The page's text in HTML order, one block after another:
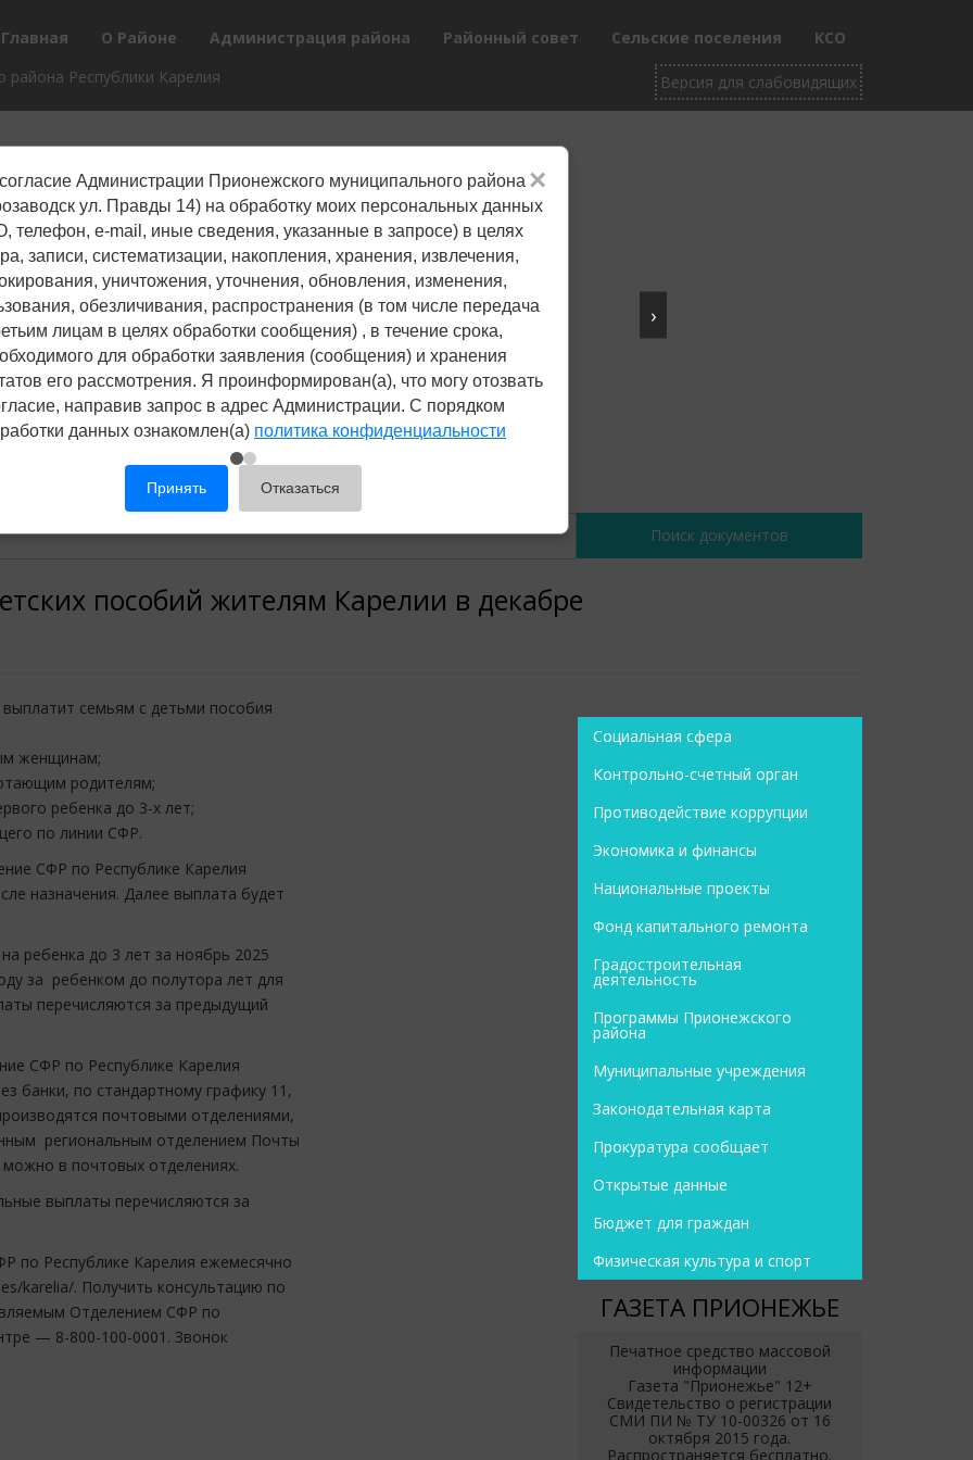
×
Администрации Прионежского муниципального района
ул. Правды 14) на обработку моих персональных данных
телефон, е-mail, иные сведения, указанные в запросе) в целях
записи, систематизации, накопления, хранения, извлечения,
уничтожения, уточнения, обновления, изменения,
обезличивания, распространения (в том числе передача
лицам в целях обработки сообщения) , в течение срока,
для обработки заявления (сообщения) и хранения
его рассмотрения. Я проинформирован(а), что могу отозвать
направив запрос в адрес Администрации. С порядком
данных ознакомлен(а) политика конфиденциальности
Принять Отказаться
Главная О Районе Администрация района Районный совет Сельские поселения
КСО
Республики Карелия
›
пособий жителям Карелии в декабре
семьям с детьми пособия
женщинам;
родителям;
ребенка до 3-х лет;
по линии СФР.
СФР по Республике Карелия
назначения. Далее выплата будет
ребенка до 3 лет за ноябрь 2025
за ребенком до полутора лет для
перечисляются за предыдущий
СФР по Республике Карелия
банки, по стандартному графику 11,
почтовыми отделениями,
региональным отделением Почты
в почтовых отделениях.
выплаты перечисляются за
по Республике Карелия ежемесячно
karelia/. Получить консультацию по
Отделением СФР по
— 8-800-100-0001. Звонок
Социальная сфера
Контрольно-счетный орган
Противодействие коррупции
Экономика и финансы
Национальные проекты
Фонд капитального ремонта
Градостроительная
деятельность
Программы Прионежского
района
Муниципальные учреждения
Законодательная карта
Прокуратура сообщает
Открытые данные
Бюджет для граждан
Физическая культура и спорт
ГАЗЕТА ПРИОНЕЖЬЕ
Печатное средство массовой
информации
Газета "Прионежье" 12+
Свидетельство о регистрации
СМИ ПИ № ТУ 10-00326 от 16
октября 2015 года.
Распространяется бесплатно.